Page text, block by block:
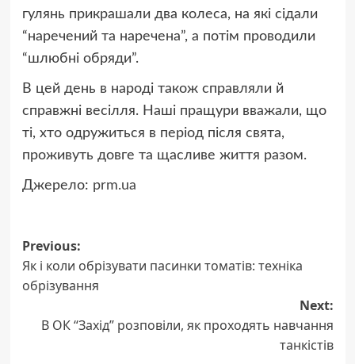
гулянь прикрашали два колеса, на які сідали
“наречений та наречена”, а потім проводили
“шлюбні обряди”.
В цей день в народі також справляли й
справжні весілля. Наші пращури вважали, що
ті, хто одружиться в період після свята,
проживуть довге та щасливе життя разом.
Джерело: prm.ua
Post
navigation
Previous:
Як і коли обрізувати пасинки томатів: техніка
обрізування
Next:
В ОК “Захід” розповіли, як проходять навчання
танкістів